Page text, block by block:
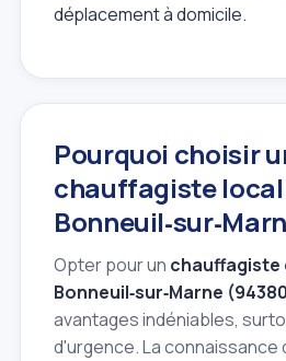
déplacement à domicile.
Pourquoi choisir
chauffagiste local
Opter pour un chauffagiste
Bonneuil‑sur‑Marne
avantages indéniables,
d'urgence. La connaissance